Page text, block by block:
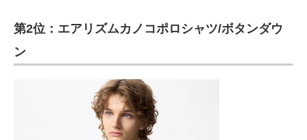
第2位：エアリズムカノコポロシャツ/ボタンダウ
ン